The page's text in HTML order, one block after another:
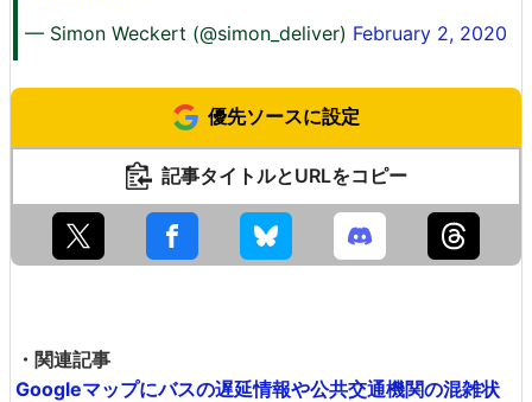
— Simon Weckert (@simon_deliver) February 2, 2020
優先ソースに設定
記事タイトルとURLをコピー
・関連記事
Googleマップにバスの遅延情報や公共交通機関の混雑状